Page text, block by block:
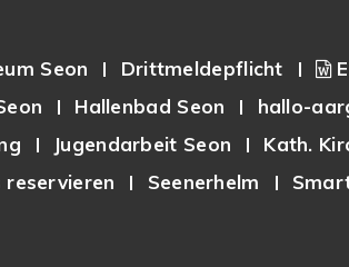
Seon Drittmeldepflicht
Hallenbad Seon
hallo-
Jugendarbeit Seon Kath.
reservieren Seenerhelm